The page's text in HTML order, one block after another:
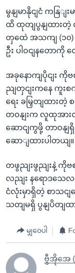
မွနျမာနိုငျငံ ကနြျ
ထိ ထုတျပွနျထားတဲ့
တှထေဲ အသကျ (၁၀)
ဦး ပါဝငျနတောကို
အခုနောကျပိုငျး ကို
ညျတှငျးကနေ ကူ
ရေး ခမြှတျထားတဲ့
တဝနျးက လူထုအားလုံ
ဆောငျကွဖို့ တာဝန
ဆောျထားပါတယျ။
တဖွညျးဖွညျးနဲ့ ကို
လညျး နရောဒသေ
ငံလုံးမှာရှိတဲ့ စာသင
သတျမရှိ ပွနျပိတျထ
မျှဝေပါ
ဗွီအိုအေ (